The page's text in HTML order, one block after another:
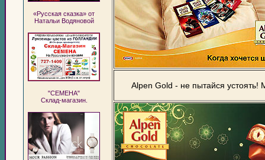
Alpen Gold - не пытайся устоять!
«Русская сказка» от
Натальи Водяновой
"СЕМЕНА"
Склад-магазин.